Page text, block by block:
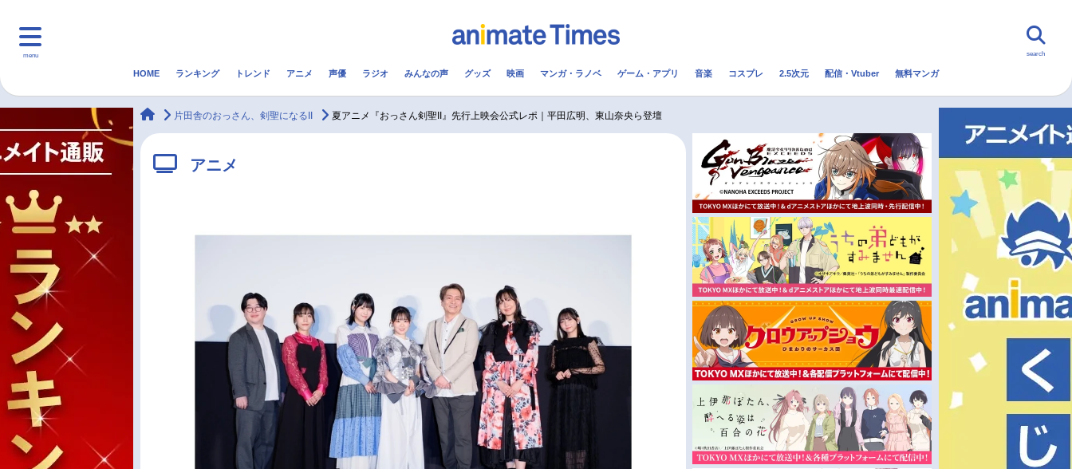
menu
マンガ・ラノベ ゲーム・アプリ 配信・Vtuber トレンド 無料マンガ
今期アニメ曜日別一覧 秋アニメ
冬アニメ
FOLLOW US
search
HOME ランキング トレンド アニメ 声優 ラジオ みんなの声 グッズ 映画 マンガ・ラノベ ゲーム・アプリ 音楽 コスプレ 2.5次元 配信・Vtuber 無料マンガ
animateTimes
片田舎のおっさん、剣聖になるII 夏アニメ『おっさん剣聖II』先行上映会公式レポ｜平田広明、東山奈央ら登壇
アニメ